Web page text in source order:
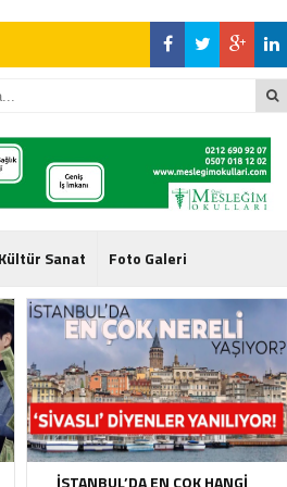
İlişkin
Gündeme İlişkin
Kültür Sanat Foto Galeri
İSTANBUL’DA EN ÇOK HANGI